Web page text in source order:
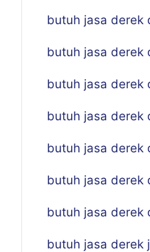
butuh jasa derek
butuh jasa derek
butuh jasa derek
butuh jasa derek
butuh jasa derek
butuh jasa derek
butuh jasa derek
butuh jasa derek